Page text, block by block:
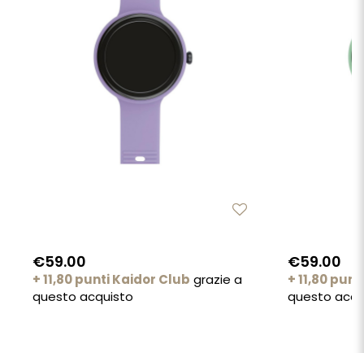
€59.00
+ 11,80 punti Kaidor Club grazie a
questo acquisto
€59.00
+ 11,80
questo